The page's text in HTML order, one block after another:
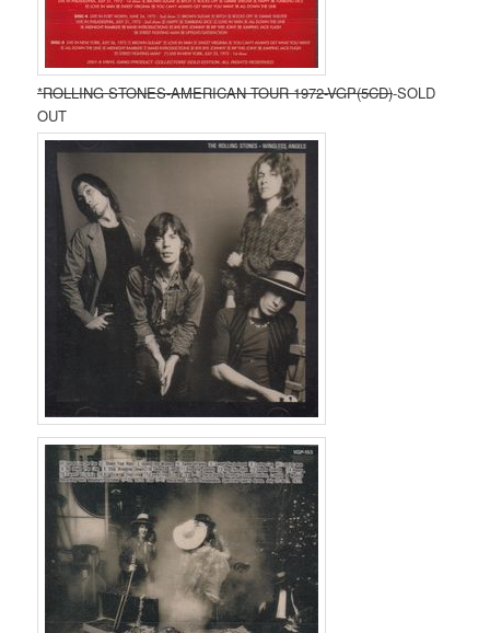
*ROLLING STONES-AMERICAN TOUR 1972-VGP(5CD)-SOLD
OUT